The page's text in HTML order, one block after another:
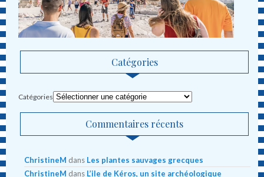
Catégories
Catégories
Commentaires récents
ChristineM dans Les plantes sauvages grecques
ChristineM dans L’ile de Kéros, un site archéologique